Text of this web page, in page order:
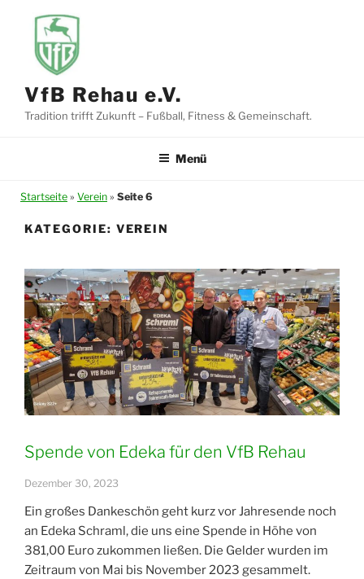
springen
VfB Rehau e.V.
Tradition trifft Zukunft – Fußball, Fitness & Gemeinschaft.
Menü
Startseite » Verein » Seite 6
KATEGORIE: VEREIN
Spende von Edeka für den VfB Rehau
Dezember 30, 2023
Ein großes Dankeschön geht kurz vor Jahresende noch
an Edeka Schraml, die uns eine Spende in Höhe von
381,00 Euro zukommen ließen. Die Gelder wurden im
Zeitraum von Mai bis November 2023 gesammelt.